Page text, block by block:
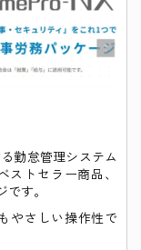
勤怠管理システム
ストセラー商品、
す。
やさしい操作性で